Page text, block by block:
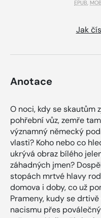
EPUB
Jak
Anotace
O noci, kdy se skautům
pohřební vůz, zemře
významný německý
vlasti? Koho nebo co
ukrývá obraz bílého
záhadných jmen?
stopách mrtvé hlavy
domova i doby, co už
Prameny, kudy se
nacismu přes